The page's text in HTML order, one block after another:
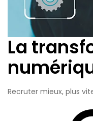
La
Recruter mieux, plus